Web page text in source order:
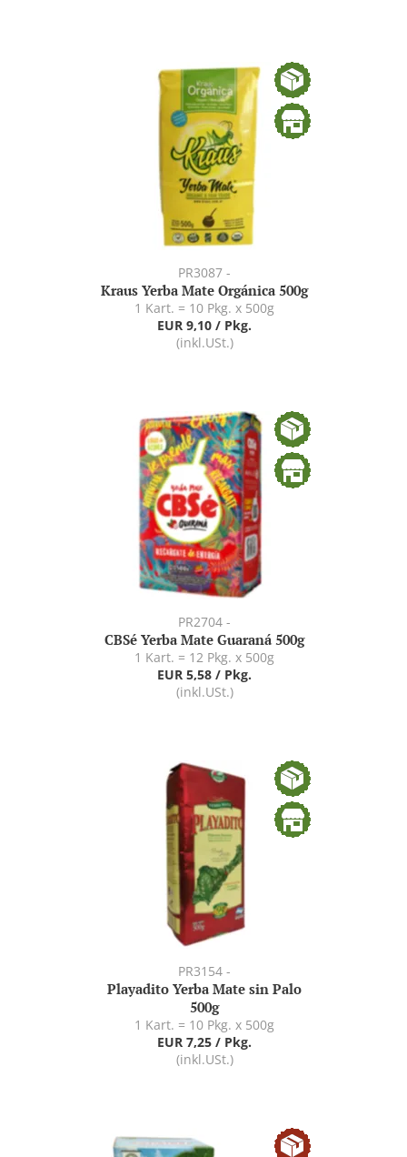
PR3087 -
Kraus Yerba Mate Orgánica 500g
1 Kart. = 10 Pkg. x 500g
EUR 9,10 / Pkg.
(inkl.USt.)
PR2704 -
CBSé Yerba Mate Guaraná 500g
1 Kart. = 12 Pkg. x 500g
EUR 5,58 / Pkg.
(inkl.USt.)
PR3154 -
Playadito Yerba Mate sin Palo
500g
1 Kart. = 10 Pkg. x 500g
EUR 7,25 / Pkg.
(inkl.USt.)